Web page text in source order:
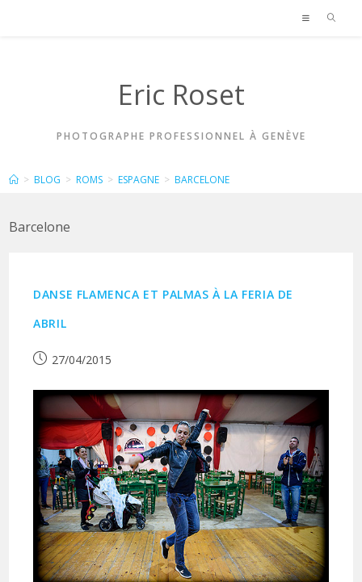
Eric Roset
PHOTOGRAPHE PROFESSIONNEL À GENÈVE
> BLOG > ROMS > ESPAGNE > BARCELONE
Barcelone
DANSE FLAMENCA ET PALMAS À LA FERIA DE
ABRIL
Publication
27/04/2015